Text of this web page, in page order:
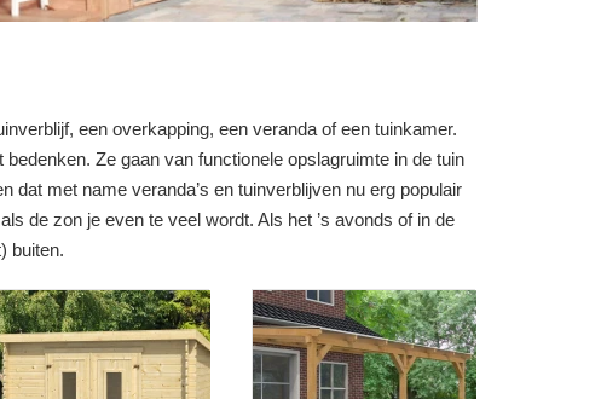
een overkapping, een veranda of een tuinkamer.
Ze gaan van functionele opslagruimte in de tuin
dat met name veranda’s en tuinverblijven nu erg populair
de zon je even te veel wordt. Als het ’s avonds of in de
buiten.